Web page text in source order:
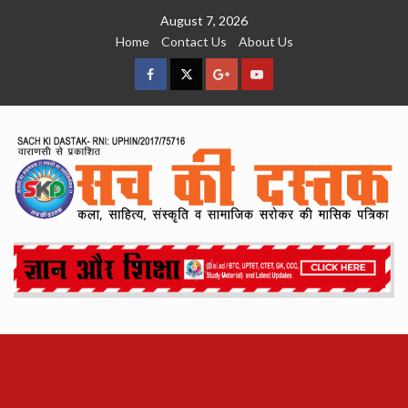
August 7, 2026
Home
Contact Us About Us
facebookTwitterGoogleYouTube